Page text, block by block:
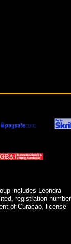
includes Leondra
registration number
of Curacao, license